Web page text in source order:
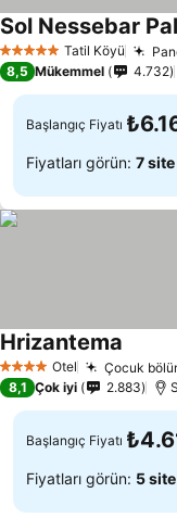
5 Yıldız Tatil Köyü
Sol Nessebar
8,5 Mükemmel 4.732
Başlangıç Fiyatı
Fiyatları görün: 7 site
4 Yıldız Otel Çocuk
Hrizantema
8,1 Çok iyi 2.883
Başlangıç Fiyatı
Fiyatları görün: 5 site